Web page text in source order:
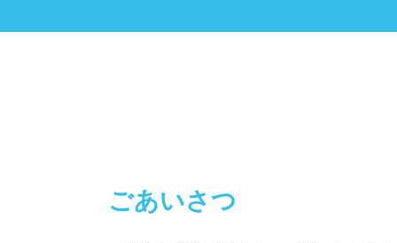
ごあいさつ